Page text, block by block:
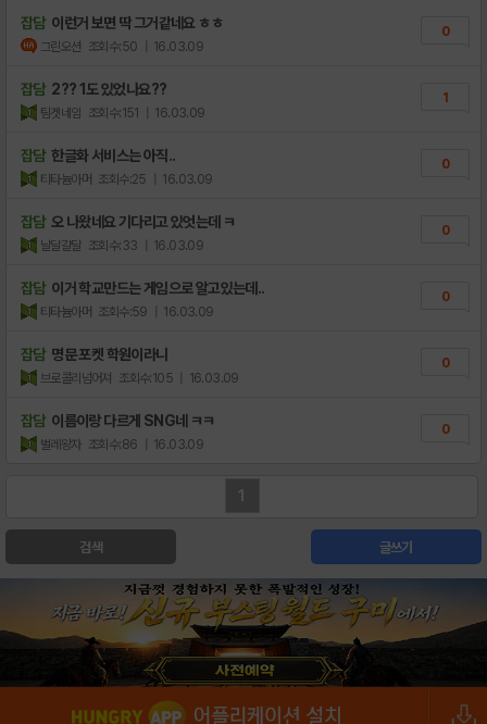
잡담 이런거 보면 딱 그거같네요 ㅎㅎ
그린오션 조회수:50 | 16.03.09
0
잡담 2?? 1도 있었나요??
팀겟네임 조회수:151 | 16.03.09
1
잡담 한글화 서비스는 아직..
티타늄아머 조회수:25 | 16.03.09
0
잡담 오 나왔네요 기다리고 있엇는데 ㅋ
날달걀달 조회수:33 | 16.03.09
0
잡담 이거 학교만드는 게임으로 알고있는데..
티타늄아머 조회수:59 | 16.03.09
0
잡담 명문 포켓 학원이라니
브로콜리넘어져 조회수:105 | 16.03.09
0
잡담 이름이랑 다르게 SNG네 ㅋㅋ
벌레왕자 조회수:86 | 16.03.09
0
1
검색 글쓰기